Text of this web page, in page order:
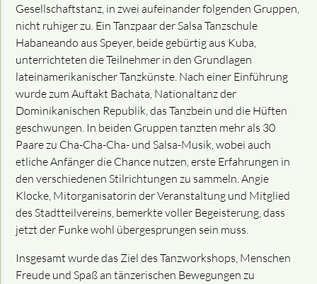
Gesellschaftstanz, in zwei aufeinander folgenden Gruppen,
nicht ruhiger zu. Ein Tanzpaar der Salsa Tanzschule
Habaneando aus Speyer, beide gebürtig aus Kuba,
unterrichteten die Teilnehmer in den Grundlagen
lateinamerikanischer Tanzkünste. Nach einer Einführung
wurde zum Auftakt Bachata, Nationaltanz der
Dominikanischen Republik, das Tanzbein und die Hüften
geschwungen. In beiden Gruppen tanzten mehr als 30
Paare zu Cha-Cha-Cha- und Salsa-Musik, wobei auch
etliche Anfänger die Chance nutzen, erste Erfahrungen in
den verschiedenen Stilrichtungen zu sammeln. Angie
Klocke, Mitorganisatorin der Veranstaltung und Mitglied
des Stadtteilvereins, bemerkte voller Begeisterung, dass
jetzt der Funke wohl übergesprungen sein muss.
Insgesamt wurde das Ziel des Tanzworkshops, Menschen
Freude und Spaß an tänzerischen Bewegungenzu